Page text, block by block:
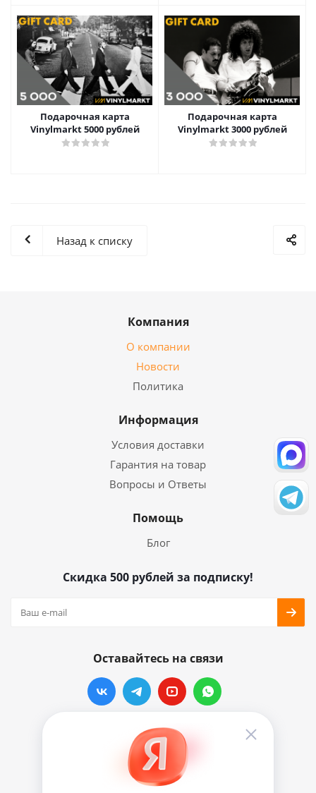
Подарочная карта
Vinylmarkt 5000 рублей
Подарочная карта
Vinylmarkt 3000 рублей
Назад к списку
Компания
О компании
Новости
Политика
Информация
Условия доставки
Гарантия на товар
Вопросы и Ответы
Помощь
Блог
Скидка 500 рублей за подписку!
Оставайтесь на связи
Наши контакты
info@vinylmarkt.ru